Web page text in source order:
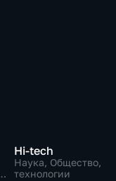
Hi-tech
Наука, Общество,
технологии